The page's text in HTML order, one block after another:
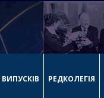
ВИПУСКІВ РЕДКОЛЕГІЯ